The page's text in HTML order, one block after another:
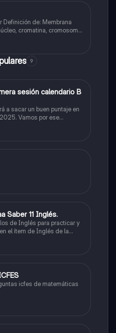
cromatina, cromosoma
9
sesión calendario B
a sacar un buen puntaje en
Vamos por ese
en la universidad que
que quieres y no la que te
Saber 11 Inglés.
de Inglés para practicar y
el ítem de Inglés de la
icfes de matemáticas